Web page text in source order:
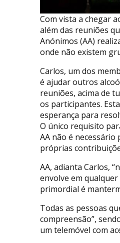
Com vista a chegar
além das reuniões
Anónimos (AA)
onde não existem
Carlos, um dos
é ajudar outros
reuniões, acima de
os participantes.
esperança para
O único requisito
AA não é necessário
próprias
AA, adianta Carlos,
envolve em
primordial é
Todas as pessoas
compreensão”,
um telemóvel com